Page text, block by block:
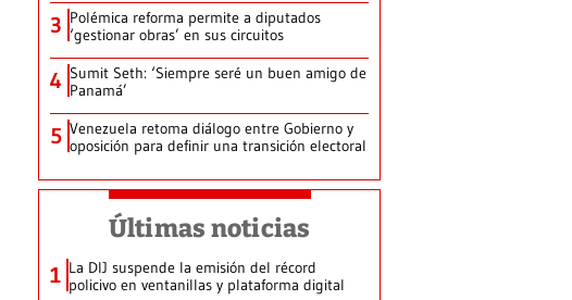
3 Polémica reforma permite a diputados
‘gestionar obras’ en sus circuitos
4 Sumit Seth: ‘Siempre seré un buen amigo de
Panamá’
5 Venezuela retoma diálogo entre Gobierno y
oposición para definir una transición electoral
Últimas noticias
1 La DIJ suspende la emisión del récord
policivo en ventanillas y plataforma digital